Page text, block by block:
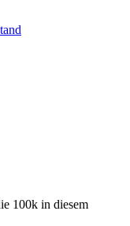
100k in diesem